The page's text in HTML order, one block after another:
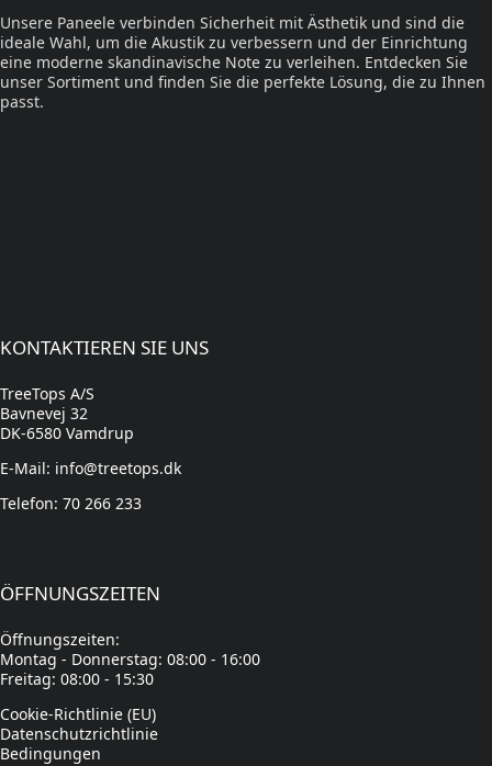
Unsere Paneele verbinden Sicherheit mit Ästhetik und sind die
ideale Wahl, um die Akustik zu verbessern und der Einrichtung
eine moderne skandinavische Note zu verleihen. Entdecken Sie
unser Sortiment und finden Sie die perfekte Lösung, die zu Ihnen
passt.
KONTAKTIEREN SIE UNS
TreeTops A/S
Bavnevej 32
DK-6580 Vamdrup
E-Mail: info@treetops.dk
Telefon: 70 266 233
ÖFFNUNGSZEITEN
Öffnungszeiten:
Montag - Donnerstag: 08:00 - 16:00
Freitag: 08:00 - 15:30
Cookie-Richtlinie (EU)
Datenschutzrichtlinie
Bedingungen